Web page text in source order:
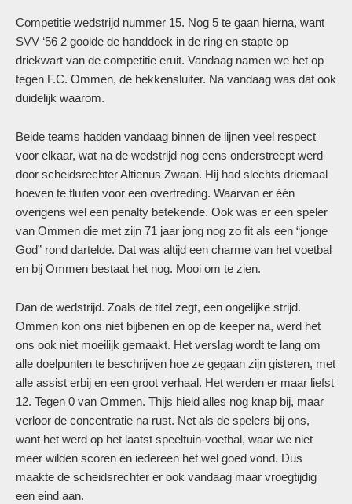
Competitie wedstrijd nummer 15. Nog 5 te gaan hierna, want
SVV ‘56 2 gooide de handdoek in de ring en stapte op
driekwart van de competitie eruit. Vandaag namen we het op
tegen F.C. Ommen, de hekkensluiter. Na vandaag was dat ook
duidelijk waarom.
Beide teams hadden vandaag binnen de lijnen veel respect
voor elkaar, wat na de wedstrijd nog eens onderstreept werd
door scheidsrechter Altienus Zwaan. Hij had slechts driemaal
hoeven te fluiten voor een overtreding. Waarvan er één
overigens wel een penalty betekende. Ook was er een speler
van Ommen die met zijn 71 jaar jong nog zo fit als een “jonge
God” rond dartelde. Dat was altijd een charme van het voetbal
en bij Ommen bestaat het nog. Mooi om te zien.
Dan de wedstrijd. Zoals de titel zegt, een ongelijke strijd.
Ommen kon ons niet bijbenen en op de keeper na, werd het
ons ook niet moeilijk gemaakt. Het verslag wordt te lang om
alle doelpunten te beschrijven hoe ze gegaan zijn gisteren, met
alle assist erbij en een groot verhaal. Het werden er maar liefst
12. Tegen 0 van Ommen. Thijs hield alles nog knap bij, maar
verloor de concentratie na rust. Net als de spelers bij ons,
want het werd op het laatst speeltuin-voetbal, waar we niet
meer wilden scoren en iedereen het wel goed vond. Dus
maakte de scheidsrechter er ook vandaag maar vroegtijdig
een eind aan.